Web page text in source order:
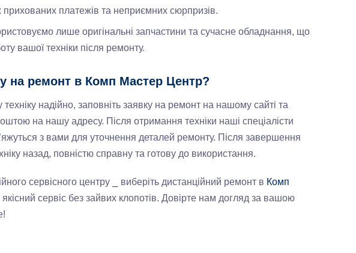
прихованих платежів та неприємних сюрпризів.
лише оригінальні запчастини та сучасне обладнання, що
вашої техніки після ремонту.
на ремонт в Комп Мастер Центр?
надійно, заповніть заявку на ремонт на нашому сайті та
на нашу адресу. Після отримання техніки наші спеціалісти
з вами для уточнення деталей ремонту. Після завершення
назад, повністю справну та готову до використання.
сервісного центру ⎯ виберіть дистанційний ремонт в Комп
сервіс без зайвих клопотів. Довірте нам догляд за вашою